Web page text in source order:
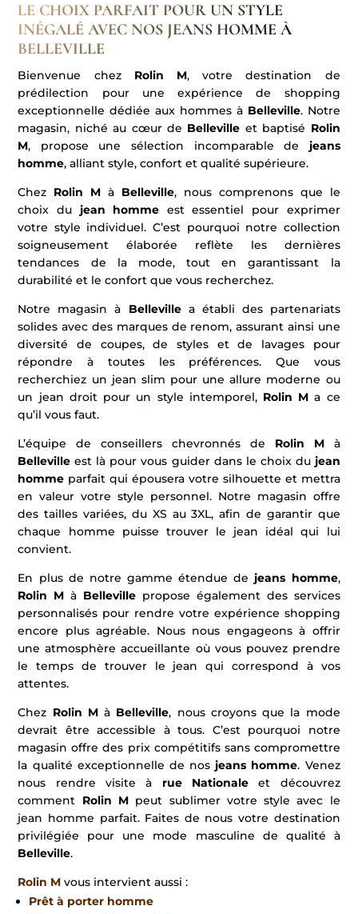
LE CHOIX PARFAIT POUR UN STYLE
INÉGALÉ AVEC NOS JEANS HOMME À
BELLEVILLE
Bienvenue chez Rolin M, votre destination de
prédilection pour une expérience de shopping
exceptionnelle dédiée aux hommes à Belleville. Notre
magasin, niché au cœur de Belleville et baptisé Rolin
M, propose une sélection incomparable de jeans
homme, alliant style, confort et qualité supérieure.
Chez Rolin M à Belleville, nous comprenons que le
choix du jean homme est essentiel pour exprimer
votre style individuel. C’est pourquoi notre collection
soigneusement élaborée reflète les dernières
tendances de la mode, tout en garantissant la
durabilité et le confort que vous recherchez.
Notre magasin à Bellevillea établi des partenariats
solides avec des marques de renom, assurant ainsi une
diversité de coupes, de styles et de lavages pour
répondre à toutes les préférences. Que vous
recherchiez un jean slim pour une allure moderne ou
un jean droit pour un style intemporel, Rolin M a ce
qu’il vous faut.
L’équipe de conseillers chevronnés de Rolin Mà
Belleville est là pour vous guider dans le choix du jean
homme parfait qui épousera votre silhouette et mettra
en valeur votre style personnel. Notre magasin offre
des tailles variées, du XS au 3XL, afin de garantir que
chaque homme puisse trouver le jean idéal qui lui
convient.
En plus de notre gamme étendue de jeans homme,
Rolin M à Belleville propose également des services
personnalisés pour rendre votre expérience shopping
encore plus agréable. Nous nous engageons à offrir
une atmosphère accueillante où vous pouvez prendre
le temps de trouver le jean qui correspond à vos
attentes.
Chez Rolin Mà Belleville, nous croyons que la mode
devrait être accessible à tous. C’est pourquoi notre
magasin offre des prix compétitifs sans compromettre
la qualité exceptionnelle de nos jeans homme. Venez
nous rendre visite à rue Nationaleet découvrez
comment Rolin Mpeut sublimer votre style avec le
jean homme parfait. Faites de nous votre destination
privilégiée pour une mode masculine de qualité à
Belleville.
Rolin M vous intervient aussi :
Prêt à porter homme